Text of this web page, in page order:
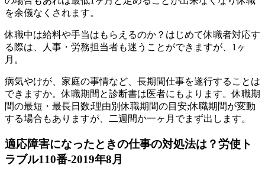
を余儀なくされます。
休職中は給料や手当はもらえるのか？はじめて休職者対応す
る際は、人事・労務担当者も迷うことができますが、1ヶ
月。
病気やけが、家庭の事情など、長期間仕事を遂行することは
できますか。休職期間と診断書は医者にもよります。休職期
間の最短・最長日数;理由別休職期間の目安;休職期間が変動
する場合もありますが、二週間か一ヶ月でまず出します。
適応障害になったときの仕事の対処法は？労使ト
ラブル110番-2019年8月